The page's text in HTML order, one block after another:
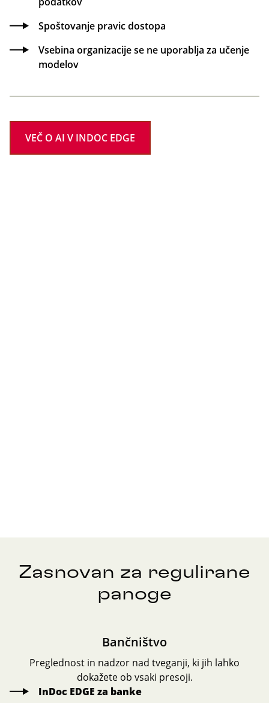
Spoštovanje pravic dostopa
Vsebina organizacije se ne uporablja za učenje
modelov
VEČ O AI V INDOC EDGE
Zasnovan za regulirane
panoge
Bančništvo
Preglednost in nadzor nad tveganji, ki jih lahko
dokažete ob vsaki presoji.
InDoc EDGE za banke